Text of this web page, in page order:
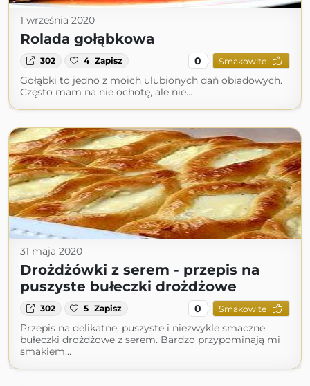
1 września 2020
Rolada gołąbkowa
302 4 Zapisz 0 Smakowite
Gołąbki to jedno z moich ulubionych dań obiadowych.
Często mam na nie ochotę, ale nie…
31 maja 2020
Drożdżówki z serem - przepis na
puszyste bułeczki drożdżowe
302 5 Zapisz 0 Smakowite
Przepis na delikatne, puszyste i niezwykle smaczne
bułeczki drożdżowe z serem. Bardzo przypominają mi
smakiem…